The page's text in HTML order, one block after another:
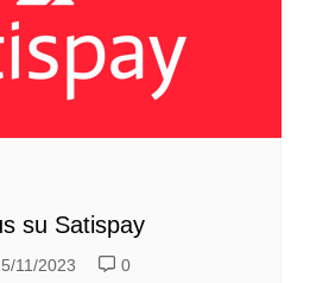
su Satispay
11/2023 0